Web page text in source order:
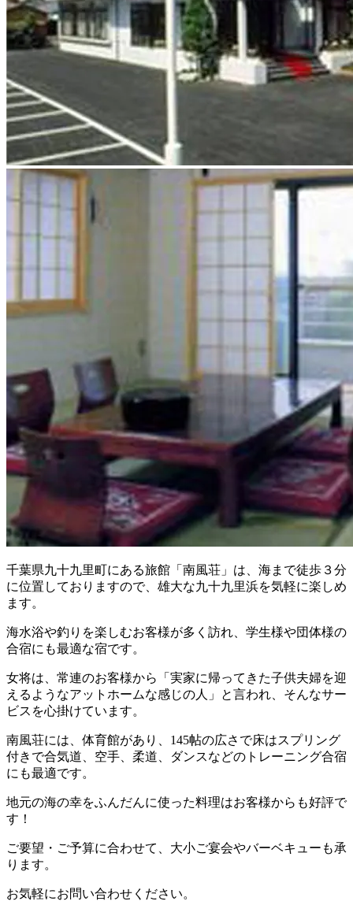
千葉県九十九里町にある旅館「南風荘」は、海まで徒歩３分
に位置しておりますので、雄大な九十九里浜を気軽に楽しめ
ます。
海水浴や釣りを楽しむお客様が多く訪れ、学生様や団体様の
合宿にも最適な宿です。
女将は、常連のお客様から「実家に帰ってきた子供夫婦を迎
えるようなアットホームな感じの人」と言われ、そんなサー
ビスを心掛けています。
南風荘には、体育館があり、145帖の広さで床はスプリング
付きで合気道、空手、柔道、ダンスなどのトレーニング合宿
にも最適です。
地元の海の幸をふんだんに使った料理はお客様からも好評で
す！
ご要望・ご予算に合わせて、大小ご宴会やバーベキューも承
ります。
お気軽にお問い合わせください。